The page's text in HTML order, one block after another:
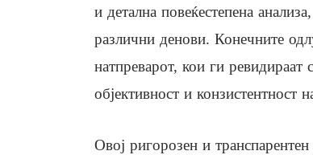
и детална повеќестепена
различни денови. Конечните
натпреварот, кои ги
објективност и конзистентност
Овој ригорозен и